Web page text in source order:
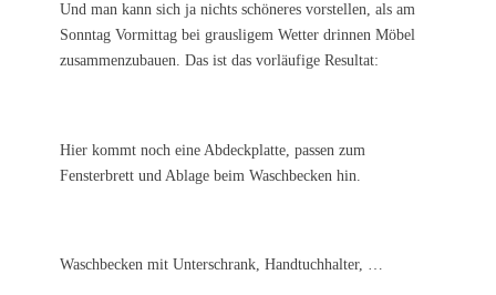
Und man kann sich ja nichts schöneres vorstellen, als am
Sonntag Vormittag bei grausligem Wetter drinnen Möbel
zusammenzubauen. Das ist das vorläufige Resultat:
Hier kommt noch eine Abdeckplatte, passen zum
Fensterbrett und Ablage beim Waschbecken hin.
Waschbecken mit Unterschrank, Handtuchhalter, …